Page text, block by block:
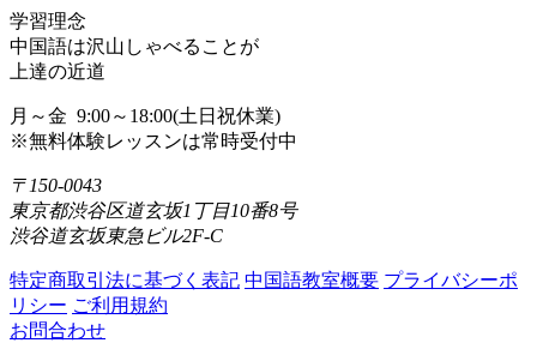
学習理念
中国語は沢山しゃべることが
上達の近道
月～金 9:00～18:00(土日祝休業)
※無料体験レッスンは常時受付中
〒150-0043
東京都渋谷区道玄坂1丁目10番8号
渋谷道玄坂東急ビル2F-C
特定商取引法に基づく表記 中国語教室概要 プライバシーポ
リシー ご利用規約
お問合わせ